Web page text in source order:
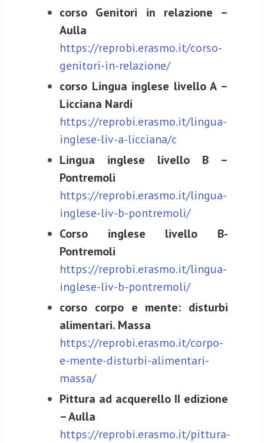
corso Genitori in relazione –
Aulla
https://reprobi.erasmo.it/corso-
genitori-in-relazione/
corso Lingua inglese livello A –
Licciana Nardi
https://reprobi.erasmo.it/lingua-
inglese-liv-a-licciana/c
Lingua inglese livello B –
Pontremoli
https://reprobi.erasmo.it/lingua-
inglese-liv-b-pontremoli/
Corso inglese livello B-
Pontremoli
https://reprobi.erasmo.it/lingua-
inglese-liv-b-pontremoli/
corso corpo e mente: disturbi
alimentari. Massa
https://reprobi.erasmo.it/corpo-
e-mente-disturbi-alimentari-
massa/
Pittura ad acquerello II edizione
– Aulla
https://reprobi.erasmo.it/pittura-